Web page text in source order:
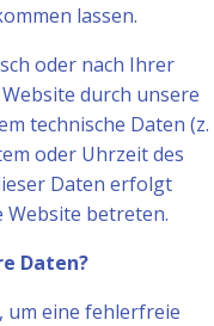
lassen.
oder nach Ihrer
durch unsere
technische Daten (z.
oder Uhrzeit des
Daten erfolgt
Website betreten.
Daten?
um eine fehlerfreie